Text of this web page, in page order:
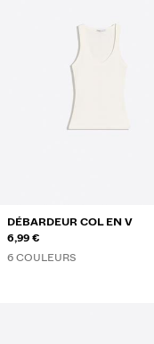
DÉBARDEUR COL EN V
6,99 €
6 COULEURS